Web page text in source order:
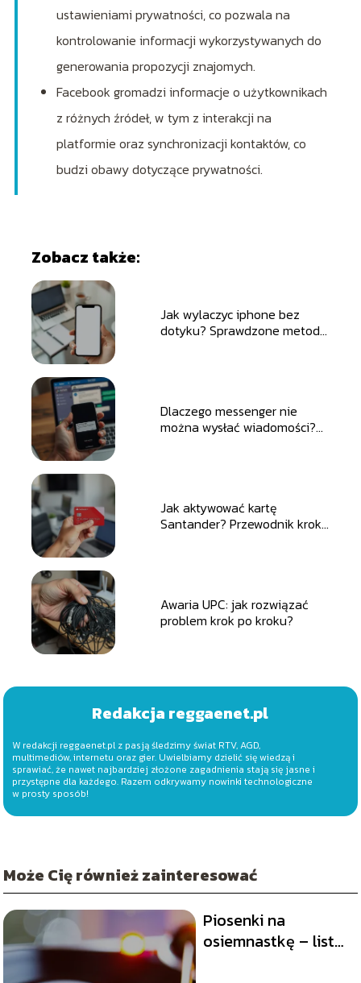
ustawieniami prywatności, co pozwala na
kontrolowanie informacji wykorzystywanych do
generowania propozycji znajomych.
Facebook gromadzi informacje o użytkownikach
z różnych źródeł, w tym z interakcji na
platformie oraz synchronizacji kontaktów, co
budzi obawy dotyczące prywatności.
Zobacz także:
Jak wylaczyc iphone bez
dotyku? Sprawdzone metody
Dlaczego messenger nie
można wysłać wiadomości?
Jak aktywować kartę
Santander? Przewodnik krok
Awaria UPC: jak rozwiązać
problem krok po kroku?
Redakcja reggaenet.pl
W redakcji reggaenet.pl z pasją śledzimy świat RTV, AGD,
multimediów, internetu oraz gier. Uwielbiamy dzielić się wiedzą i
sprawiać, że nawet najbardziej złożone zagadnienia stają się jasne i
przystępne dla każdego. Razem odkrywamy nowinki technologiczne
w prosty sposób!
Może Cię również zainteresować
Piosenki na
osiemnastkę – lista